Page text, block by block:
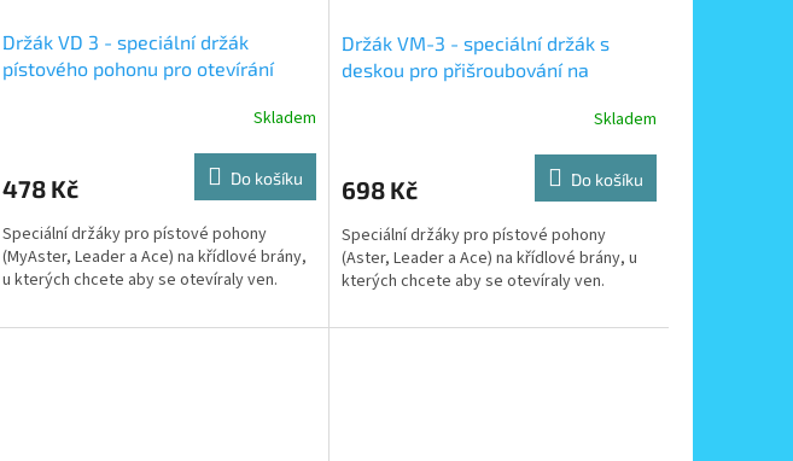
Držák VD 3 - speciální držák
pístového pohonu pro otevírání
Skladem
478 Kč Do košíku
Speciální držáky pro pístové pohony
(MyAster, Leader a Ace) na křídlové brány,
u kterých chcete aby se otevíraly ven.
Držák VM-3 - speciální držák s
deskou pro přišroubování na
Skladem
698 Kč Do košíku
Speciální držáky pro pístové pohony
(Aster, Leader a Ace) na křídlové brány, u
kterých chcete aby se otevíraly ven.